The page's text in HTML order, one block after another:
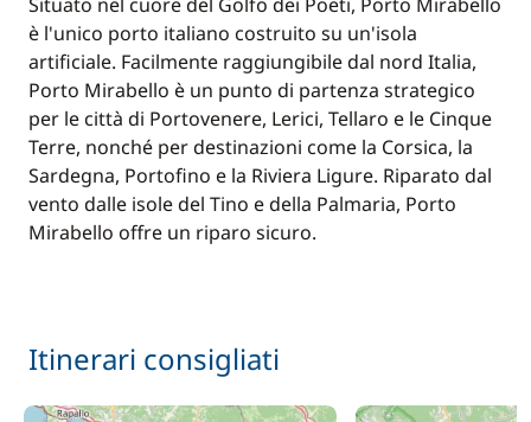
è l'unico porto italiano costruito su un'isola
artificiale. Facilmente raggiungibile dal nord Italia,
Porto Mirabello è un punto di partenza strategico
per le città di Portovenere, Lerici, Tellaro e le Cinque
Terre, nonché per destinazioni come la Corsica, la
Sardegna, Portofino e la Riviera Ligure. Riparato dal
vento dalle isole del Tino e della Palmaria, Porto
Mirabello offre un riparo sicuro.
Itinerari consigliati